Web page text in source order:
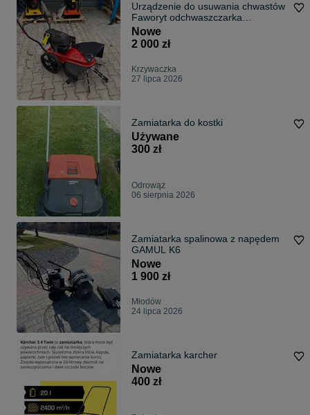
Urządzenie do usuwania chwastów
Faworyt odchwaszczarka
zamiatarka do kostki
Nowe
2 000 zł
Krzywaczka
27 lipca 2026
Zamiatarka do kostki
Używane
300 zł
Odrowąż
06 sierpnia 2026
Zamiatarka spalinowa z napędem
GAMUL K6
Nowe
1 900 zł
Młodów
24 lipca 2026
Zamiatarka karcher
Nowe
400 zł